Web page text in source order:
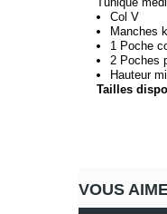
Col V
Manches
1 Poche
2 Poches
Hauteur
Tailles
VOUS